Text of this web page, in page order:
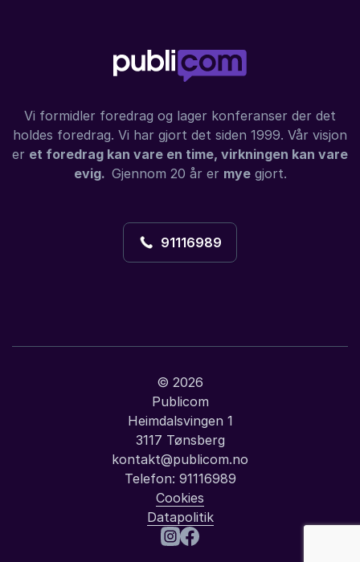
Vi formidler foredrag og lager konferanser der det
holdes foredrag. Vi har gjort det siden 1999. Vår visjon
er et foredrag kan vare en time, virkningen kan vare
evig. Gjennom 20 år er myegjort.
91116989
© 2026
Publicom
Heimdalsvingen 1
3117 Tønsberg
kontakt@publicom.no
Telefon: 91116989
Cookies
Datapolitik